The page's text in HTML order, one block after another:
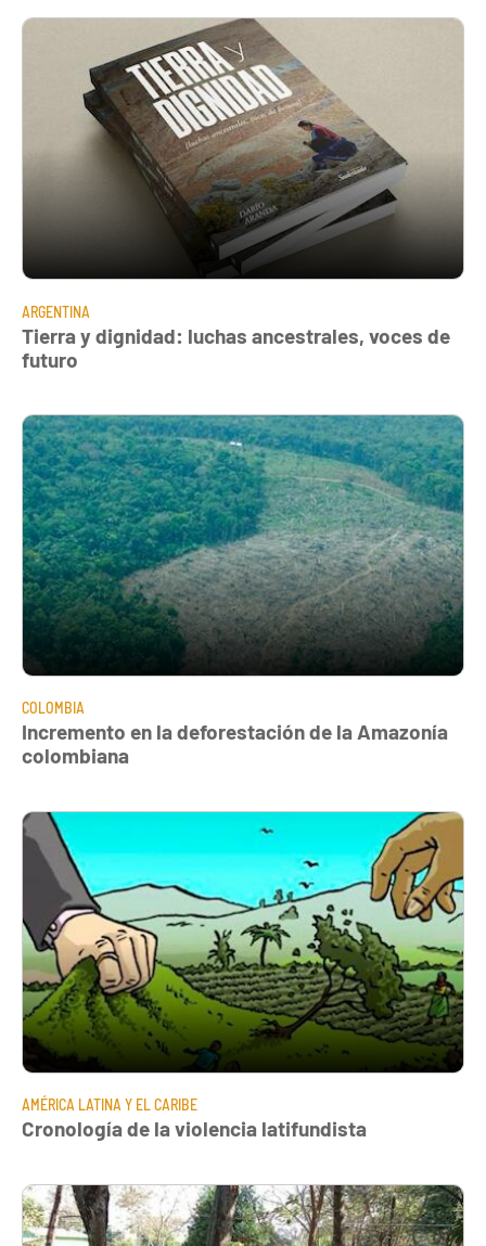
ARGENTINA
Tierra y dignidad: luchas ancestrales, voces de
futuro
COLOMBIA
Incremento en la deforestación de la Amazonía
colombiana
AMÉRICA LATINA Y EL CARIBE
Cronología de la violencia latifundista